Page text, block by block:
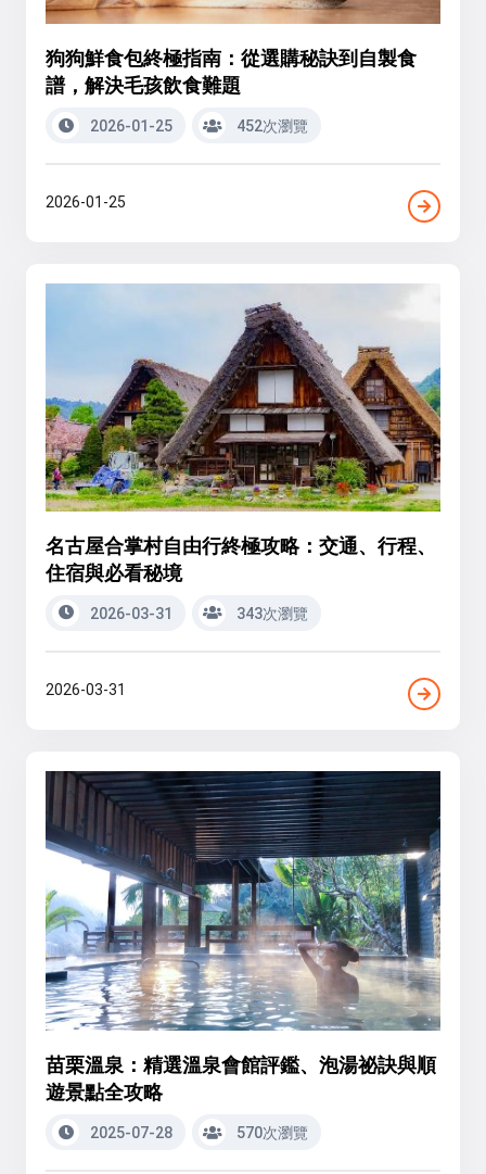
狗狗鮮食包終極指南：從選購秘訣到自製食
譜，解決毛孩飲食難題
2026-01-25 452次瀏覽
2026-01-25
名古屋合掌村自由行終極攻略：交通、行程、
住宿與必看秘境
2026-03-31 343次瀏覽
2026-03-31
苗栗溫泉：精選溫泉會館評鑑、泡湯祕訣與順
遊景點全攻略
2025-07-28 570次瀏覽